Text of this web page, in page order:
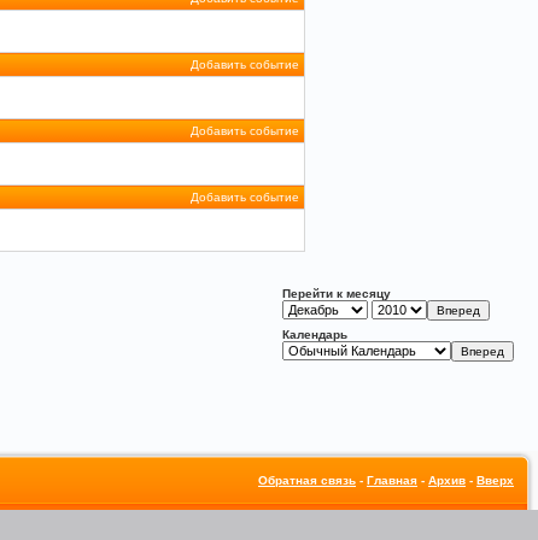
Добавить событие
Добавить событие
Добавить событие
Перейти к месяцу
Календарь
Обратная связь - Главная - Архив - Вверх